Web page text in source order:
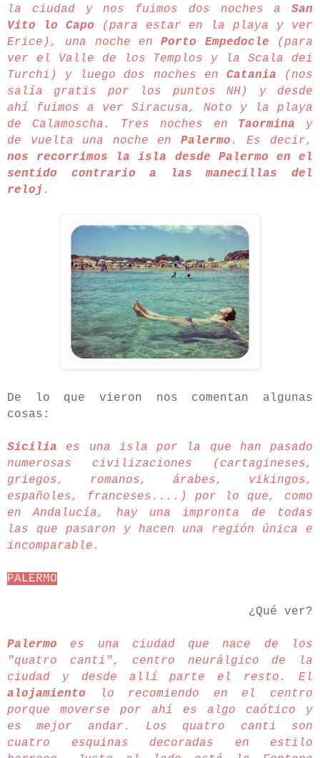
la ciudad y nos fuimos dos noches a San
Vito lo Capo (para estar en la playa y ver
Erice), una noche enPorto Empedocle (para
ver el Valle de los Templos y la Scala dei
Turchi) y luego dos noches en Catania (nos
salía gratis por los puntos NH) y desde
ahí fuimos a ver Siracusa, Noto y la playa
de Calamoscha. Tres noches en Taormina y
de vuelta una noche en Palermo . Es decir,
nos recorrimos la isla desde Palermo en el
sentido contrario a las manecillas del
reloj .
De lo que vieron nos comentan algunas
cosas:
Sicilia es una isla por la que han pasado
numerosas civilizaciones (cartagineses,
griegos, romanos, árabes, vikingos,
españoles, franceses....) por lo que, como
en Andalucía, hay una impronta de todas
las que pasaron y hacen una región única e
incomparable.
PALERMO
¿Qué ver?
Palermo es una ciudad que nace de los
"quatro canti", centro neurálgico de la
ciudad y desde allí parte el resto. El
alojamiento lo recomiendo en el centro
porque moverse por ahí es algo caótico y
es mejor andar. Los quatro canti son
cuatro esquinas decoradas en estilo